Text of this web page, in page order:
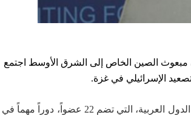
وزارة الخارجية الصينية في بيان اليوم السبت 14 أكتوبر 2023 أن مبعوث الصين الخاص إلى الشرق الأوسط اجتمع
الإسرائيلي في غزة.
وقال المبعوث تشاي جون خلال الاجتماع، إن الصين تدعم لعب جامعة الدول العربية، التي تضم 22 عضواً، دوراً مهماً في